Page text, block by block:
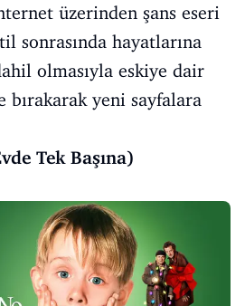
üzerinden şans eseri
sonrasında hayatlarına
olmasıyla eskiye dair
bırakarak yeni sayfalara
Tek Başına)